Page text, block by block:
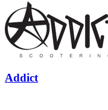
Addict